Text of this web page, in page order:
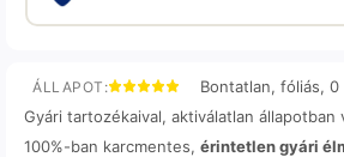
ÁLLAPOT:
Bontatlan, fóliás,
Gyári tartozékaival, aktiválatlan állapotban
100%-ban karcmentes, érintetlen gyári